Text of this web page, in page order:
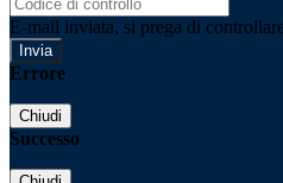
E-mail inviata, si prega di
Errore
Chiudi
Successo